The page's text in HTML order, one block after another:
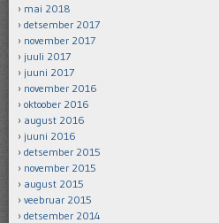
mai 2018
detsember 2017
november 2017
juuli 2017
juuni 2017
november 2016
oktoober 2016
august 2016
juuni 2016
detsember 2015
november 2015
august 2015
veebruar 2015
detsember 2014